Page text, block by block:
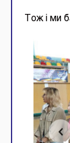
Тож і ми